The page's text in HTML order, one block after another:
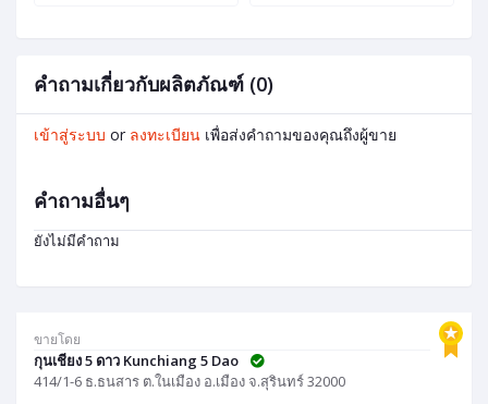
ขายโดย
กุนเชียง 5 ดาว Kunchiang 5 Dao
414/1-6 ธ.ธนสาร ต.ในเมือง อ.เมือง จ.สุรินทร์ 32000
คำถามเกี่ยวกับผลิตภัณฑ์ (0)
เข้าสู่ระบบ or ลงทะเบียน เพื่อส่งคำถามของคุณถึงผู้ขาย
คำถามอื่นๆ
ยังไม่มีคำถาม